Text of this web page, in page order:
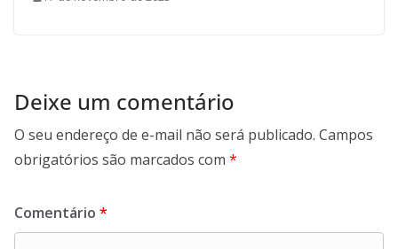
Deixe um comentário
O seu endereço de e-mail não será publicado. Campos
obrigatórios são marcados com *
Comentário *